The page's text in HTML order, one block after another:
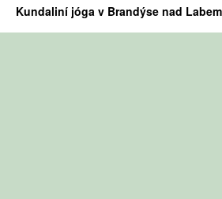
Kundaliní jóga v Brandýse nad Labem